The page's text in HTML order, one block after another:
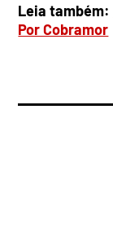
Leia também:
Por Cobramor